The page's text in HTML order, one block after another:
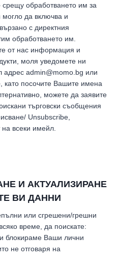
срещу обработването им за
могло да включва и
с директния
обработването им.
от нас информация и
моля уведомете ни
адрес admin@momo.bg или
като посочите Вашите имена
можете да заявите
търговски съобщения
Unsubscribe,
всеки имейл.
И АКТУАЛИЗИРАНЕ
ВИ ДАННИ
или сгрешени/грешни
време, да поискате:
блокираме Ваши лични
не отговаря на